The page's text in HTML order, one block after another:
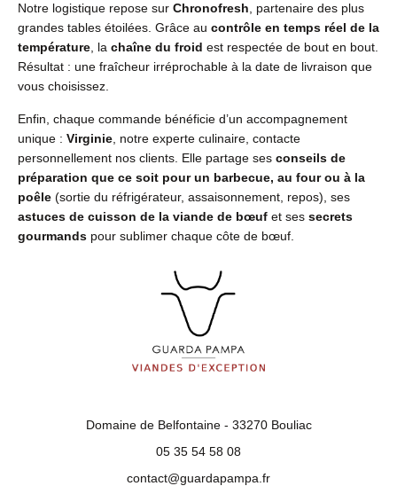
Notre logistique repose sur Chronofresh , partenaire des plus
grandes tables étoilées. Grâce au contrôle en temps réel de la
température , la chaîne du froid est respectée de bout en bout.
Résultat : une fraîcheur irréprochable à la date de livraison que
vous choisissez.
Enfin, chaque commande bénéficie d’un accompagnement
unique : Virginie , notre experte culinaire, contacte
personnellement nos clients. Elle partage ses conseils de
préparation que ce soit pour un barbecue, au four ou à la
poêle (sortie du réfrigérateur, assaisonnement, repos), ses
astuces de cuisson de la viande de bœuf et ses secrets
gourmands pour sublimer chaque côte de bœuf.
Domaine de Belfontaine - 33270 Bouliac
05 35 54 58 08
contact@guardapampa.fr